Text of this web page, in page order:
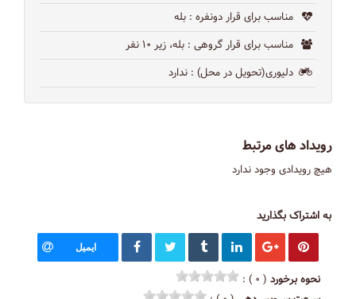
مناسب برای قرار دونفره : بله
مناسب برای قرار گروهی : بله، زیر ۱۰ نفر
دلیوری(تحویل در محل) : ندارد
رویداد های مرتبط
هیچ رویدادی وجود ندارد
به اشتراک بگذارید
ایمیل
نحوه برخورد ( ۰ ) :